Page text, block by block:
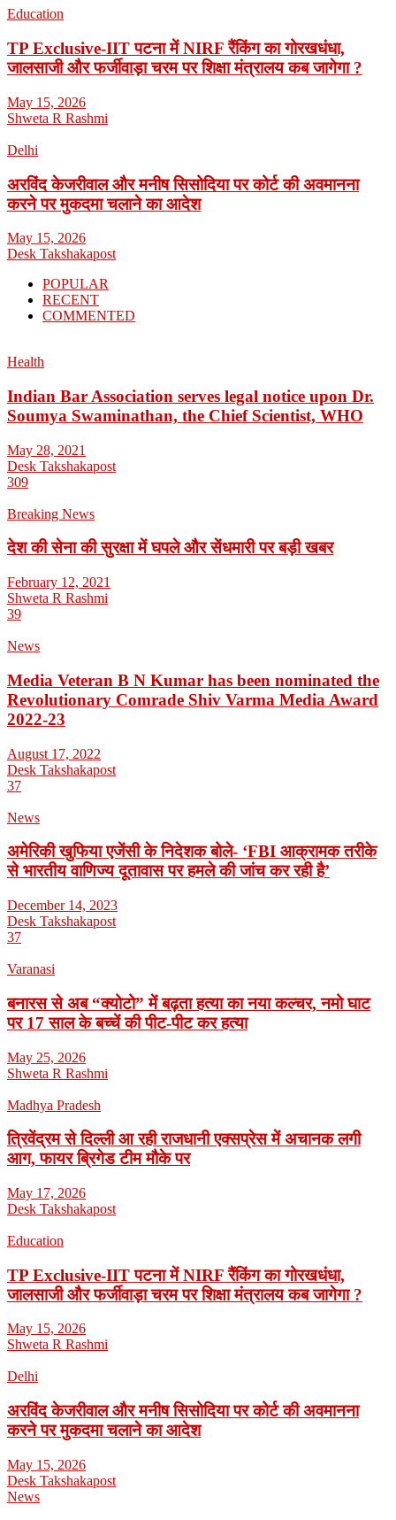
Education
TP Exclusive-IIT पटना में NIRF रैंकिंग का गोरखधंधा,
जालसाजी और फर्जीवाड़ा चरम पर शिक्षा मंत्रालय कब जागेगा ?
May 15, 2026
Shweta R Rashmi
Delhi
अरविंद केजरीवाल और मनीष सिसोदिया पर कोर्ट की अवमानना
करने पर मुकदमा चलाने का आदेश
May 15, 2026
Desk Takshakapost
POPULAR
RECENT
COMMENTED
Health
Indian Bar Association serves legal notice upon Dr.
Soumya Swaminathan, the Chief Scientist, WHO
May 28, 2021
Desk Takshakapost
309
Breaking News
देश की सेना की सुरक्षा में घपले और सेंधमारी पर बड़ी खबर
February 12, 2021
Shweta R Rashmi
39
News
Media Veteran B N Kumar has been nominated the
Revolutionary Comrade Shiv Varma Media Award
2022-23
August 17, 2022
Desk Takshakapost
37
News
अमेरिकी खुफिया एजेंसी के निदेशक बोले- ‘FBI आक्रामक तरीके
से भारतीय वाणिज्य दूतावास पर हमले की जांच कर रही है’
December 14, 2023
Desk Takshakapost
37
Varanasi
बनारस से अब “क्योटो” में बढ़ता हत्या का नया कल्चर, नमो घाट
पर 17 साल के बच्चें की पीट-पीट कर हत्या
May 25, 2026
Shweta R Rashmi
Madhya Pradesh
त्रिवेंद्रम से दिल्ली आ रही राजधानी एक्सप्रेस में अचानक लगी
आग, फायर ब्रिगेड टीम मौके पर
May 17, 2026
Desk Takshakapost
Education
TP Exclusive-IIT पटना में NIRF रैंकिंग का गोरखधंधा,
जालसाजी और फर्जीवाड़ा चरम पर शिक्षा मंत्रालय कब जागेगा ?
May 15, 2026
Shweta R Rashmi
Delhi
अरविंद केजरीवाल और मनीष सिसोदिया पर कोर्ट की अवमानना
करने पर मुकदमा चलाने का आदेश
May 15, 2026
Desk Takshakapost
News